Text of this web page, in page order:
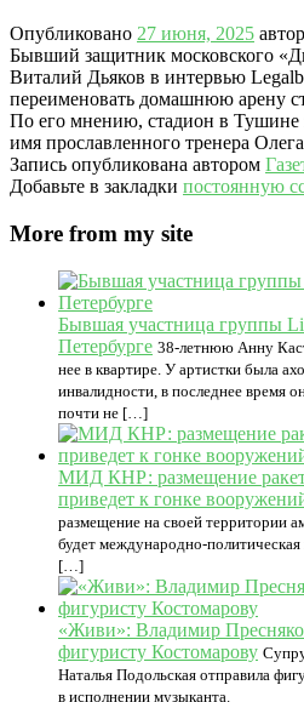
Опубликовано 27 июня, 2025
Бывший защитник московского
Виталий Дьяков в интервью
переименовать домашнюю арену
По его мнению, стадион в Тушине
имя прославленного тренера
Запись опубликована автором
Добавьте в закладки постоянную
More from my site
Бывшая участница группы
Петербурге 38-летнюю Анну
нее в квартире. У артистки была
инвалидности, в последнее время
почти не […]
МИД КНР: размещение
приведет к гонке
размещение на своей территории
будет международно-
[…]
«Живи»: Владимир
фигуристу Костомарову
Наталья Подольская отправила
в исполнении музыканта.